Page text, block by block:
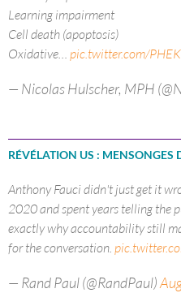
Learning impairment
Cell death (apoptosis)
Oxidative… pic.twitter.com/
— Nicolas Hulscher, MPH
RÉVÉLATION US : MENSONGES
Anthony Fauci didn't just get it
2020 and spent years telling the
exactly why accountability still
for the conversation.
— Rand Paul (@RandPaul)